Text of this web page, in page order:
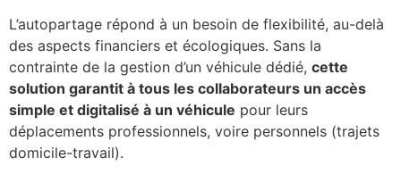
L’autopartage répond à un besoin de flexibilité, au-delà
des aspects financiers et écologiques. Sans la
contrainte de la gestion d’un véhicule dédié, cette
solution garantit à tous les collaborateurs un accès
simple et digitalisé à un véhicule pour leurs
déplacements professionnels, voire personnels (trajets
domicile-travail).